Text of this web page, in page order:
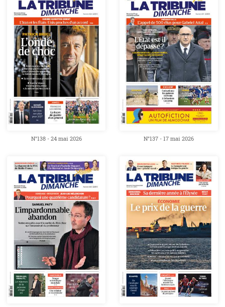
N°138 - 24 mai 2026 N°137 - 17 mai 2026